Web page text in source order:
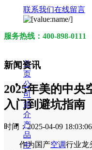
联系我们在线留言
服务热线：400-898-0111
首
页
公
司
简
介
产
品
中
新闻资讯
2025年美的中央
入门到避坑指南
时间：2025-04-09 18:03:06
作为国产空调行业龙